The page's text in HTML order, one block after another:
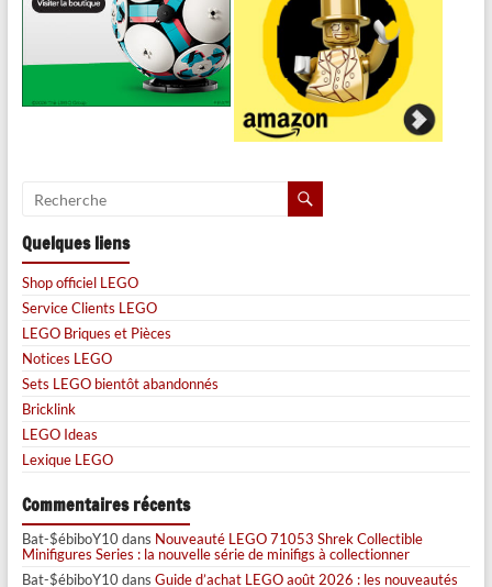
Quelques liens
Shop officiel LEGO
Service Clients LEGO
LEGO Briques et Pièces
Notices LEGO
Sets LEGO bientôt abandonnés
Bricklink
LEGO Ideas
Lexique LEGO
Commentaires récents
Bat-$ébiboY10dans Nouveauté LEGO 71053 Shrek Collectible
Minifigures Series : la nouvelle série de minifigs à collectionner
Bat-$ébiboY10dans Guide d’achat LEGO août 2026 : les nouveautés